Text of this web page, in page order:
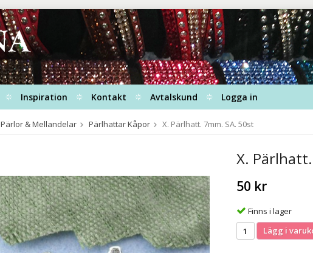
Inspiration Kontakt Avtalskund Logga in
Pärlor & Mellandelar Pärlhattar Kåpor X. Pärlhatt. 7mm. SA. 50st
X.
50 kr
Finns i lager
Lägg i